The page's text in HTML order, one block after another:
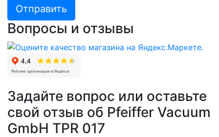
Отправить
Вопросы и отзывы
Задайте вопрос или оставьте
свой отзыв об Pfeiffer Vacuum
GmbH TPR 017